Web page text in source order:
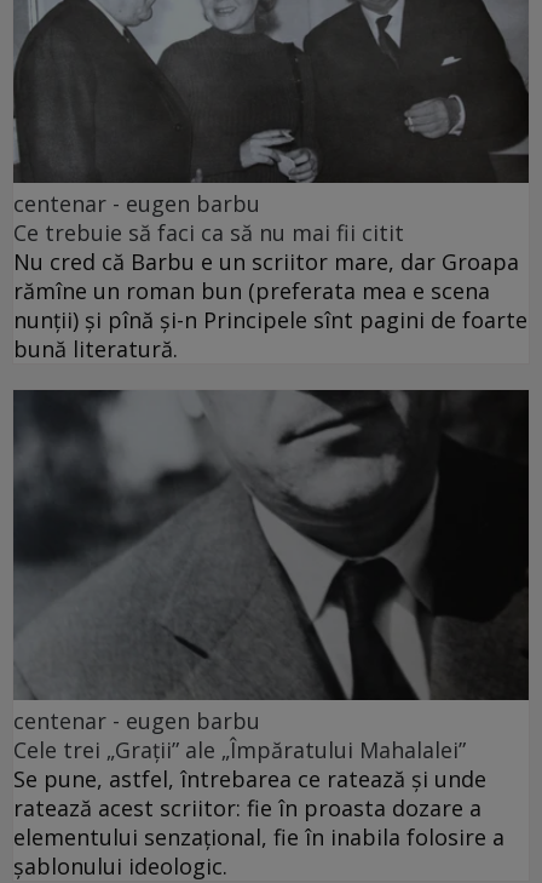
centenar - eugen barbu
Ce trebuie să faci ca să nu mai fii citit
Nu cred că Barbu e un scriitor mare, dar Groapa
rămîne un roman bun (preferata mea e scena
nunții) și pînă și-n Principele sînt pagini de foarte
bună literatură.
centenar - eugen barbu
Cele trei „Grații” ale „Împăratului Mahalalei”
Se pune, astfel, întrebarea ce ratează și unde
ratează acest scriitor: fie în proasta dozare a
elementului senzațional, fie în inabila folosire a
șablonului ideologic.